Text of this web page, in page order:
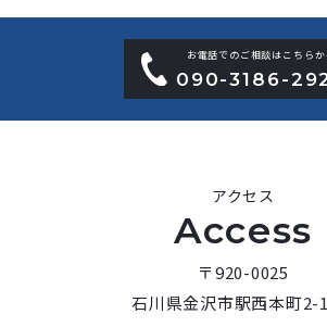
お電話でのご相談はこちらか
090-3186-
アクセス
Access
〒920-0025
石川県金沢市駅西本町2-